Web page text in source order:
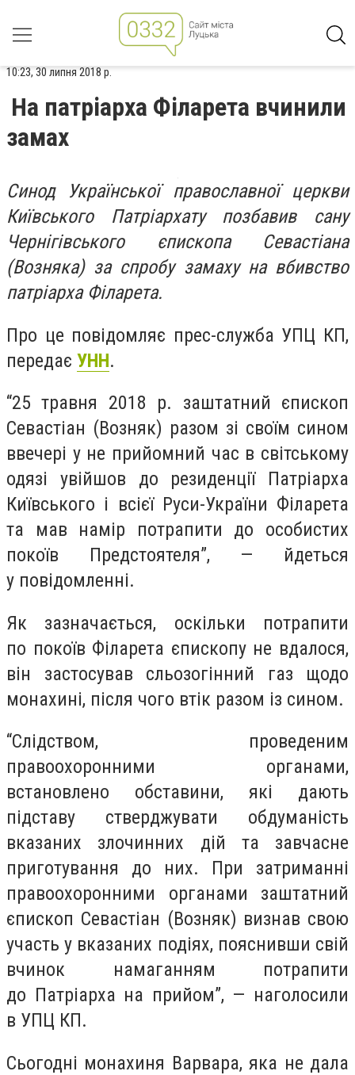
10:23, 30 липня 2018 р.
На патріарха Філарета вчинили
замах
Синод Української православної церкви
Київського Патріархату позбавив сану
Чернігівського єпископа Севастіана
(Возняка) за спробу замаху на вбивство
патріарха Філарета.
Про це повідомляє прес-служба УПЦ КП,
передає УНН.
“25 травня 2018 р. заштатний єпископ
Севастіан (Возняк) разом зі своїм сином
ввечері у не прийомний час в світському
одязі увійшов до резиденції Патріарха
Київського і всієї Руси-України Філарета
та мав намір потрапити до особистих
покоїв Предстоятеля”, — йдеться
у повідомленні.
Як зазначається, оскільки потрапити
по покоїв Філарета єпископу не вдалося,
він застосував сльозогінний газ щодо
монахині, після чого втік разом із сином.
“Слідством, проведеним
правоохоронними органами,
встановлено обставини, які дають
підставу стверджувати обдуманість
вказаних злочинних дій та завчасне
приготування до них. При затриманні
правоохоронними органами заштатний
єпископ Севастіан (Возняк) визнав свою
участь у вказаних подіях, пояснивши свій
вчинок намаганням потрапити
до Патріарха на прийом”, — наголосили
в УПЦ КП.
Сьогодні монахиня Варвара, яка не дала